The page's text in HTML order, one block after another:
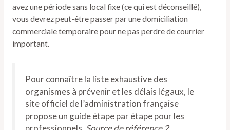
avez une période sans local fixe (ce qui est déconseillé),
vous devrez peut-être passer par une domiciliation
commerciale temporaire pour ne pas perdre de courrier
important.
Pour connaître la liste exhaustive des
organismes à prévenir et les délais légaux, le
site officiel de l’administration française
propose un guide étape par étape pour les